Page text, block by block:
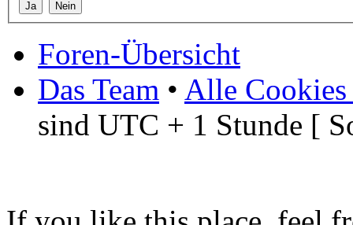
Foren-Übersicht
Das Team • Alle Cookies
sind UTC + 1 Stunde [